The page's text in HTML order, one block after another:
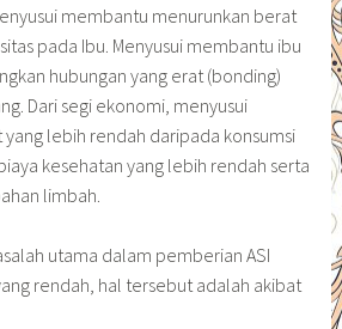
membantu menurunkan berat
pada Ibu. Menyusui membantu ibu
hubungan yang erat (bonding)
Dari segi ekonomi, menyusui
lebih rendah daripada konsumsi
kesehatan yang lebih rendah serta
limbah.
utama dalam pemberian ASI
rendah, hal tersebut adalah akibat